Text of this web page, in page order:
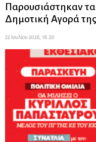
Παρουσιάστηκαν
Δημοτική Αγορά
22 Ιουλίου 2026, 18:20